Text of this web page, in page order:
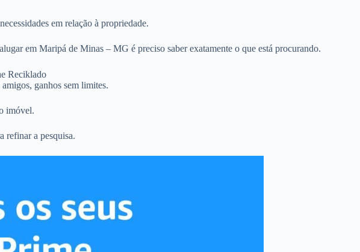
em relação à propriedade.
em Maripá de Minas – MG é preciso saber exatamente o que está procurando.
Reciklado
ganhos sem limites.
imóvel.
refinar a pesquisa.